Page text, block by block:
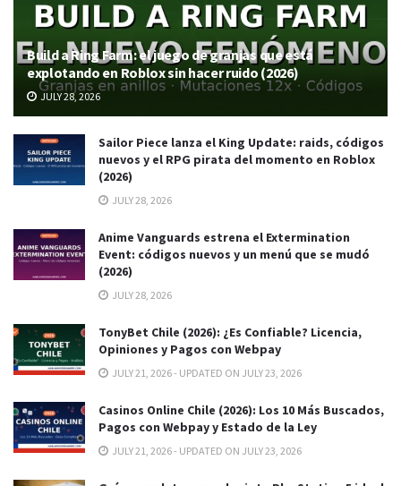
Build a Ring Farm: el juego de granjas que está
explotando en Roblox sin hacer ruido (2026)
JULY 28, 2026
Sailor Piece lanza el King Update: raids, códigos
nuevos y el RPG pirata del momento en Roblox
(2026)
JULY 28, 2026
Anime Vanguards estrena el Extermination
Event: códigos nuevos y un menú que se mudó
(2026)
JULY 28, 2026
TonyBet Chile (2026): ¿Es Confiable? Licencia,
Opiniones y Pagos con Webpay
JULY 21, 2026 - UPDATED ON JULY 23, 2026
Casinos Online Chile (2026): Los 10 Más Buscados,
Pagos con Webpay y Estado de la Ley
JULY 21, 2026 - UPDATED ON JULY 23, 2026